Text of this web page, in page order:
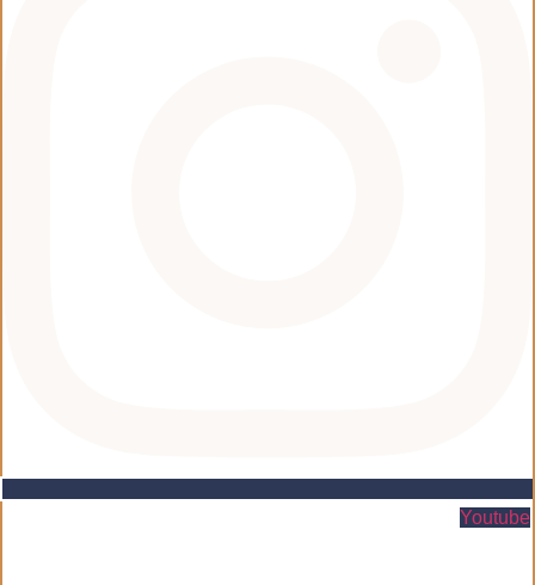
Youtube